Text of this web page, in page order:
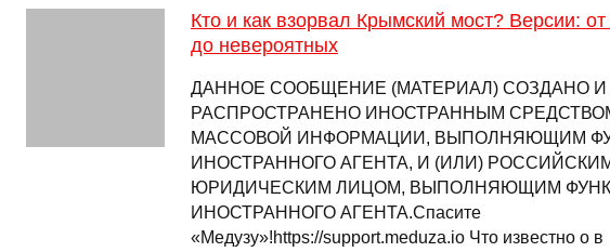
Кто и как взорвал Крымский мост? Версии:
до невероятных
ДАННОЕ СООБЩЕНИЕ (МАТЕРИАЛ) СОЗДАНО И
РАСПРОСТРАНЕНО ИНОСТРАННЫМ
МАССОВОЙ ИНФОРМАЦИИ, ВЫПОЛНЯЮЩИМ
ИНОСТРАННОГО АГЕНТА, И (ИЛИ)
ЮРИДИЧЕСКИМ ЛИЦОМ, ВЫПОЛНЯЮЩИМ
ИНОСТРАННОГО АГЕНТА.Спасите
«Медузу»!https://support.meduza.io Что известно о